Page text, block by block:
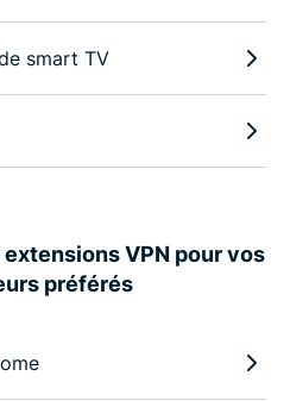
smart TV
VPN pour vos
préférés